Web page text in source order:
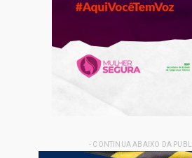
- CONTINUA ABAIXO DA